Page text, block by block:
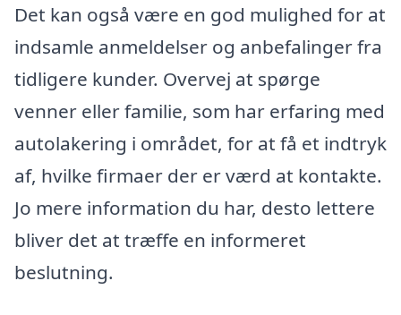
Det kan også være en god mulighed for at
indsamle anmeldelser og anbefalinger fra
tidligere kunder. Overvej at spørge
venner eller familie, som har erfaring med
autolakering i området, for at få et indtryk
af, hvilke firmaer der er værd at kontakte.
Jo mere information du har, desto lettere
bliver det at træffe en informeret
beslutning.